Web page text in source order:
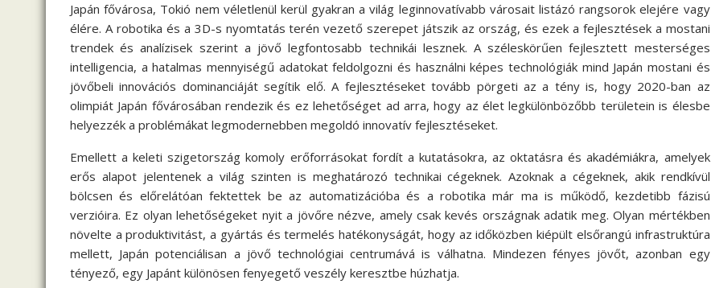
Japán fővárosa, Tokió nem véletlenül kerül gyakran a világ leginnovatívabb városait listázó rangsorok elejére vagy
élére. A robotika és a 3D-s nyomtatás terén vezető szerepet játszik az ország, és ezek a fejlesztések a mostani
trendek és analízisek szerint a jövő legfontosabb technikái lesznek. A széleskörűen fejlesztett mesterséges
intelligencia, a hatalmas mennyiségű adatokat feldolgozni és használni képes technológiák mind Japán mostani és
jövőbeli innovációs dominanciáját segítik elő. A fejlesztéseket tovább pörgeti az a tény is, hogy 2020-ban az
olimpiát Japán fővárosában rendezik és ez lehetőséget ad arra, hogy az élet legkülönbözőbb területein is élesbe
helyezzék a problémákat legmodernebben megoldó innovatív fejlesztéseket.
Emellett a keleti szigetország komoly erőforrásokat fordít a kutatásokra, az oktatásra és akadémiákra, amelyek
erős alapot jelentenek a világ szinten is meghatározó technikai cégeknek. Azoknak a cégeknek, akik rendkívül
bölcsen és előrelátóan fektettek be az automatizációba és a robotika már ma is működő, kezdetibb fázisú
verzióira. Ez olyan lehetőségeket nyit a jövőre nézve, amely csak kevés országnak adatik meg. Olyan mértékben
növelte a produktivitást, a gyártás és termelés hatékonyságát, hogy az időközben kiépült elsőrangú infrastruktúra
mellett, Japán potenciálisan a jövő technológiai centrumává is válhatna. Mindezen fényes jövőt, azonban egy
tényező, egy Japánt különösen fenyegető veszély keresztbe húzhatja.